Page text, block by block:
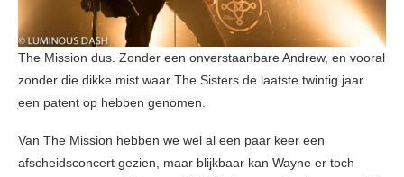
The Mission dus. Zonder een onverstaanbare Andrew, en vooral
zonder die dikke mist waar The Sisters de laatste twintig jaar
een patent op hebben genomen.
Van The Mission hebben we wel al een paar keer een
afscheidsconcert gezien, maar blijkbaar kan Wayne er toch